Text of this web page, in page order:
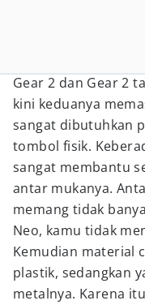
Gear 2 dan Gear 2
kini keduanya
sangat dibutuhkan
tombol fisik.
sangat membantu
antar mukanya.
memang tidak
Neo, kamu tidak
Kemudian material
plastik, sedangkan
metalnya. Karena